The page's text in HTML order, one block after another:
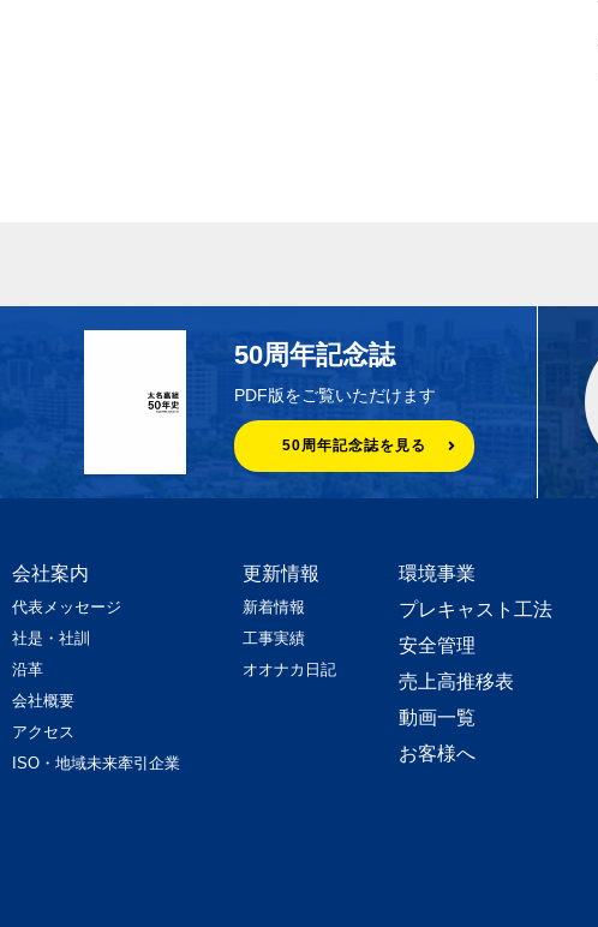
50周年記念誌
PDF版をご覧いただけます
50周年記念誌を見る
会社案内
代表メッセージ
社是・社訓
沿革
会社概要
アクセス
ISO・地域未来牽引企業
更新情報
新着情報
工事実績
オオナカ日記
環境事業
プレキャスト工法
安全管理
売上高推移表
動画一覧
お客様へ